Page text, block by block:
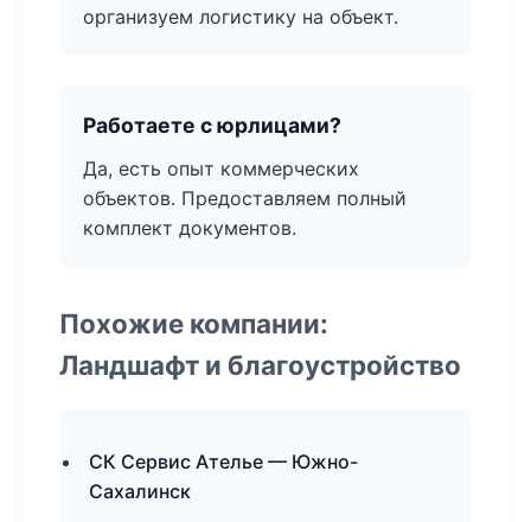
организуем логистику на объект.
Работаете с юрлицами?
Да, есть опыт коммерческих
объектов. Предоставляем полный
комплект документов.
Похожие компании:
Ландшафт и благоустройство
СК Сервис Ателье — Южно-
Сахалинск